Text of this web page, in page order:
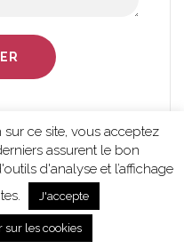
ce site, vous acceptez
assurent le bon
d'analyse et l’affichage
J'accepte
sur les cookies